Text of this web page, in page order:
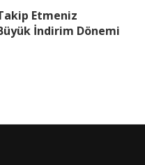
Etmeniz
İndirim Dönemi